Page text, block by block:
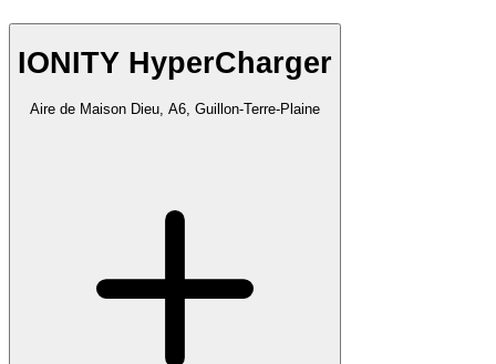
IONITY HyperCharger
Aire de Maison Dieu, A6, Guillon-Terre-Plaine